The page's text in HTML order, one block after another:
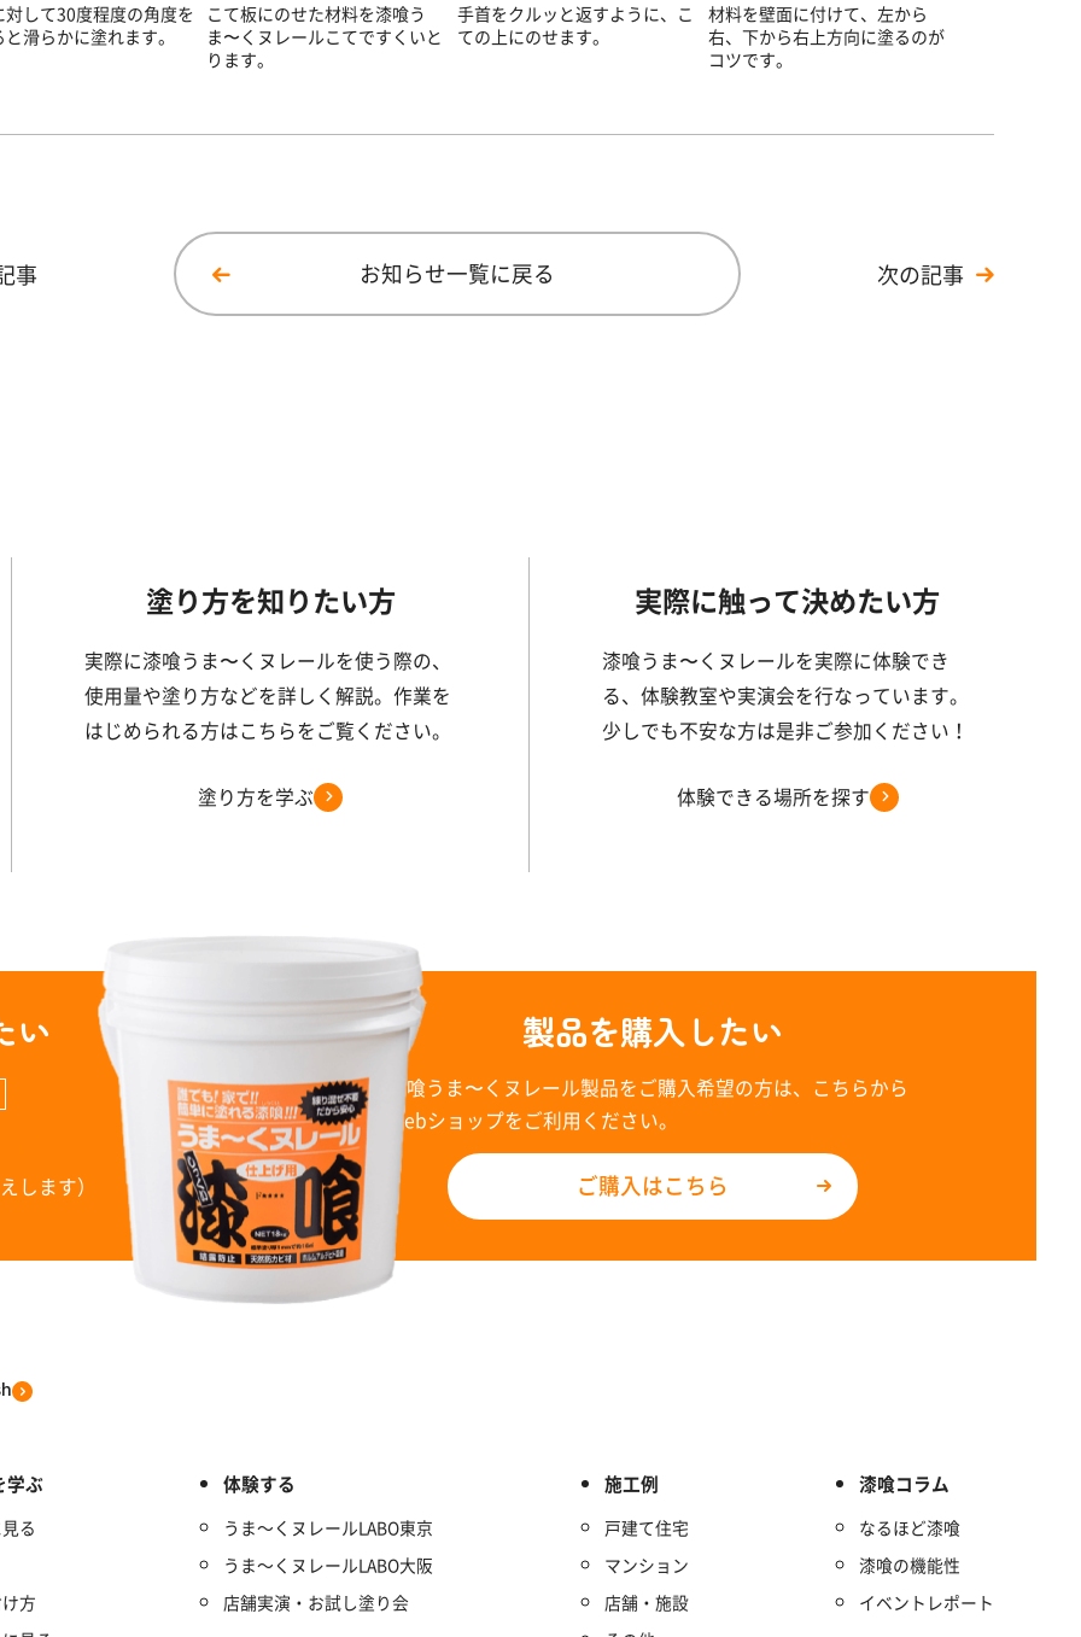
対して30度程度の角度を
滑らかに塗れます。
こて板にのせた材料を漆喰う
ま〜くヌレールこてですくいと
ります。
手首をクルッと返すように、こ
ての上にのせます。
材料を壁面に付けて、左から
右、下から右上方向に塗るのが
コツです。
事 お知らせ一覧に戻る 次の記事
塗り方を知りたい方
実際に漆喰うま〜くヌレールを使う際の、
使用量や塗り方などを詳しく解説。作業を
はじめられる方はこちらをご覧ください。
塗り方を学ぶ
実際に触って決めたい方
漆喰うま〜くヌレールを実際に体験でき
る、体験教室や実演会を行なっています。
少しでも不安な方は是非ご参加ください！
体験できる場所を探す
い
します）
製品を購入したい
漆喰うま〜くヌレール製品をご購入希望の方は、こちらから
Webショップをご利用ください。
ご購入はこちら
学ぶ
る
方
体験する
うま～くヌレールLABO東京
うま～くヌレールLABO大阪
店舗実演・お試し塗り会
施工例
戸建て住宅
マンション
店舗・施設
漆喰コラム
なるほど漆喰
漆喰の機能性
イベントレポート